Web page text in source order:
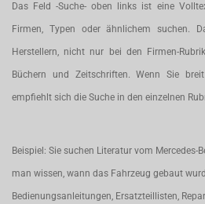
Das Feld -Suche- oben links ist eine
Firmen, Typen oder ähnlichem suchen.
Herstellern, nicht nur bei den Firmen-
Büchern und Zeitschriften. Wenn Sie
empfiehlt sich die Suche in den einzelnen
Beispiel: Sie suchen Literatur vom Mercedes-
man wissen, wann das Fahrzeug gebaut
Bedienungsanleitungen, Ersatzteillisten,